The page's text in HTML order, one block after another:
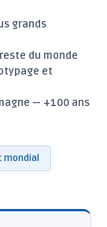
grands
du monde
et
— +100 ans
mondial